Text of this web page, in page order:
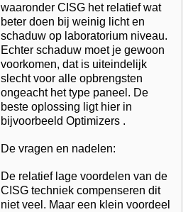
waaronder CISG het relatief wat
beter doen bij weinig licht en
schaduw op laboratorium niveau.
Echter schaduw moet je gewoon
voorkomen, dat is uiteindelijk
slecht voor alle opbrengsten
ongeacht het type paneel. De
beste oplossing ligt hier in
bijvoorbeeld Optimizers .
De vragen en nadelen:
De relatief lage voordelen van de
CISG techniek compenseren dit
niet veel. Maar een klein voordeel